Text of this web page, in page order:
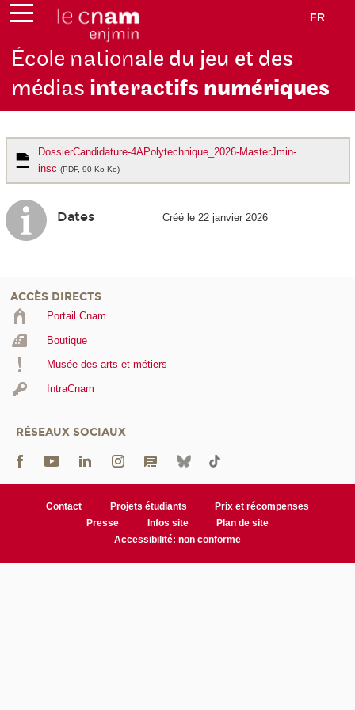
FR
École nationale du jeu et des
médias interactifs numériques
DossierCandidature-4APolytechnique_2026-MasterJmin-
insc (PDF, 90 Ko Ko)
Dates Créé le 22 janvier 2026
ACCÈS DIRECTS
Portail Cnam
Boutique
Musée des arts et métiers
IntraCnam
RÉSEAUX SOCIAUX
Contact Projets étudiants
Prix et récompenses
Presse
Infos site
Plan de site
Accessibilité: non conforme